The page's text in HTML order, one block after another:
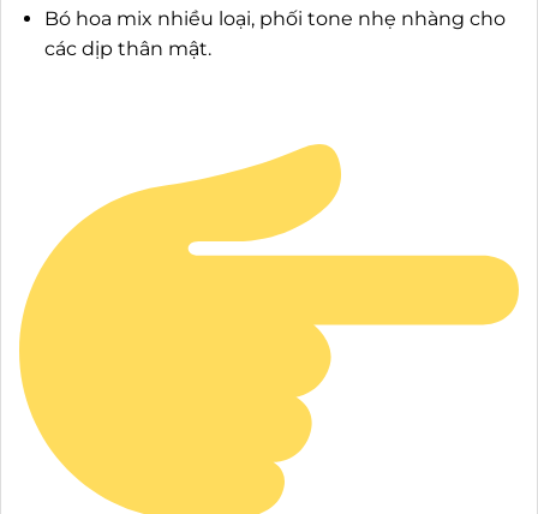
Bó hoa mix nhiều loại, phối tone nhẹ nhàng cho
các dịp thân mật.